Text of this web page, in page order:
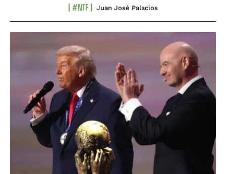
#NTF Juan José Palacios